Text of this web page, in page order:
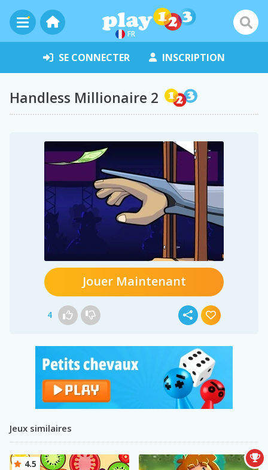
FR
SE CONNECTER INSCRIPTION
Handless Millionaire 2
Jouer Maintenant
4
Jeux similaires
4.5